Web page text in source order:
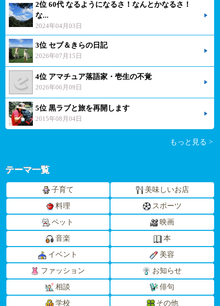
2位 60代 なるようになるさ！なんとかなるさ！
な...
2024年04月03日
3位 セブ＆きらの日記
2026年07月15日
4位 アマチュア落語家・壱生の不覚
2026年06月09日
5位 黒ラブと旅を再開します
2015年08月04日
もっと見る >
テーマ一覧
子育て 美味しいお店
料理 スポーツ
ペット 映画
音楽 本
イベント 美容
ファッション お知らせ
相談 俳句
学校 その他